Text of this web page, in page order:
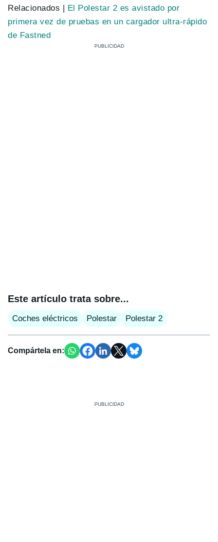
Relacionados | El Polestar 2 es avistado por
primera vez de pruebas en un cargador ultra-rápido
de Fastned
Este artículo trata sobre...
Coches eléctricos Polestar Polestar 2
Compártela en: